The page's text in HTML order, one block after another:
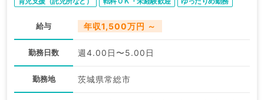
給与 年収1,500万円 ～
勤務日数 週4.00日〜5.00日
勤務地 茨城県常総市